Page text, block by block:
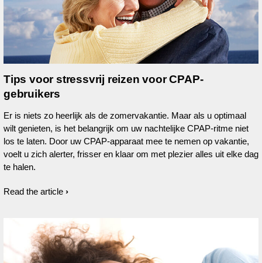
Tips voor stressvrij reizen voor CPAP-
gebruikers
Er is niets zo heerlijk als de zomervakantie. Maar als u optimaal
wilt genieten, is het belangrijk om uw nachtelijke CPAP-ritme niet
los te laten. Door uw CPAP-apparaat mee te nemen op vakantie,
voelt u zich alerter, frisser en klaar om met plezier alles uit elke dag
te halen.
Read the article